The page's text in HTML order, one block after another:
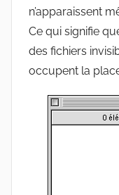
n’apparaissent
Ce qui signifie
des fichiers
occupent la